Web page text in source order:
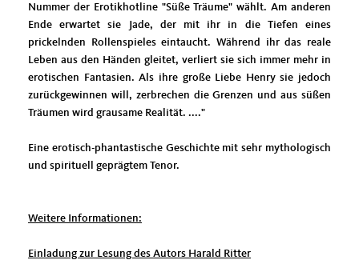
Nummer der Erotikhotline "Süße Träume" wählt. Am anderen
Ende erwartet sie Jade, der mit ihr in die Tiefen eines
prickelnden Rollenspieles eintaucht. Während ihr das reale
Leben aus den Händen gleitet, verliert sie sich immer mehr in
erotischen Fantasien. Als ihre große Liebe Henry sie jedoch
zurückgewinnen will, zerbrechen die Grenzen und aus süßen
Träumen wird grausame Realität. ...."
Eine erotisch-phantastische Geschichte mit sehr mythologisch
und spirituell geprägtem Tenor.
Weitere Informationen:
Einladung zur Lesung des Autors Harald Ritter